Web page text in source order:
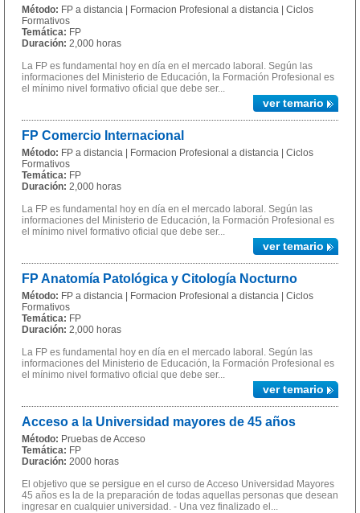
Método: FP a distancia | Formacion Profesional a distancia | Ciclos
Formativos
Temática: FP
Duración: 2,000 horas
La FP es fundamental hoy en día en el mercado laboral. Según las
informaciones del Ministerio de Educación, la Formación Profesional es
el mínimo nivel formativo oficial que debe ser...
ver temario
FP Comercio Internacional
Método: FP a distancia | Formacion Profesional a distancia | Ciclos
Formativos
Temática: FP
Duración: 2,000 horas
La FP es fundamental hoy en día en el mercado laboral. Según las
informaciones del Ministerio de Educación, la Formación Profesional es
el mínimo nivel formativo oficial que debe ser...
ver temario
FP Anatomía Patológica y Citología Nocturno
Método: FP a distancia | Formacion Profesional a distancia | Ciclos
Formativos
Temática: FP
Duración: 2,000 horas
La FP es fundamental hoy en día en el mercado laboral. Según las
informaciones del Ministerio de Educación, la Formación Profesional es
el mínimo nivel formativo oficial que debe ser...
ver temario
Acceso a la Universidad mayores de 45 años
Método: Pruebas de Acceso
Temática: FP
Duración: 2000 horas
El objetivo que se persigue en el curso de Acceso Universidad Mayores
45 años es la de la preparación de todas aquellas personas que desean
ingresar en cualquier universidad. - Una vez finalizado el...